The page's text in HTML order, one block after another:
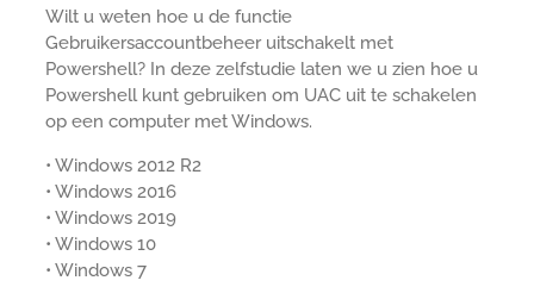
Wilt u weten hoe u de functie
Gebruikersaccountbeheer uitschakelt met
Powershell? In deze zelfstudie laten we u zien hoe u
Powershell kunt gebruiken om UAC uit te schakelen
op een computer met Windows.
• Windows 2012 R2
• Windows 2016
• Windows 2019
• Windows 10
• Windows 7